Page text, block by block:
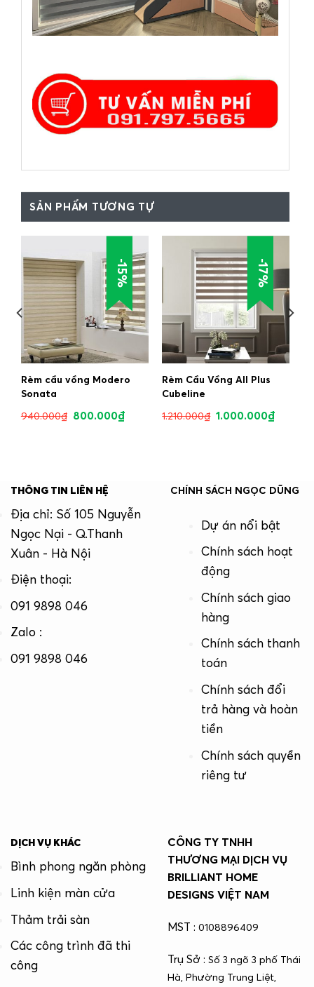
SẢN PHẨM TƯƠNG TỰ
-15%
Rèm cầu vồng Modero
Sonata
940.000₫ 800.000₫
-17%
Rèm Cầu Vồng All Plus
Cubeline
1.210.000₫ 1.000.000₫
THÔNG TIN LIÊN HỆ
Địa chỉ: Số 105 Nguyễn
Ngọc Nại - Q.Thanh
Xuân - Hà Nội
Điện thoại:
091 9898 046
Zalo :
091 9898 046
CHÍNH SÁCH NGỌC DŨNG
Dự án nổi bật
Chính sách hoạt
động
Chính sách giao
hàng
Chính sách thanh
toán
Chính sách đổi
trả hàng và hoàn
tiền
Chính sách quyền
riêng tư
DỊCH VỤ KHÁC
Bình phong ngăn phòng
Linh kiện màn cửa
Thảm trải sàn
Các công trình đã thi
công
CÔNG TY TNHH
THƯƠNG MẠI DỊCH VỤ
BRILLIANT HOME
DESIGNS VIỆT NAM
MST : 0108896409
Trụ Sở : Số 3 ngõ 3 phố Thái
Hà, Phường Trung Liệt,